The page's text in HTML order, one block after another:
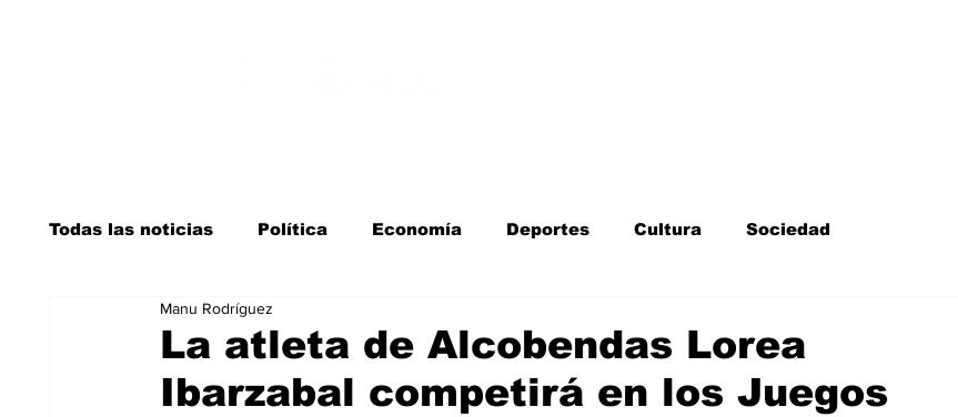
Todas las noticias Política Economía Deportes Cultura Sociedad
Salud y bienestar
La verdad detrás de la guerra Kit Digital Sucesos Fiestas Mayores
La atleta de Alcobendas Lorea
Ibarzabal competirá en los Juegos
Manu Rodríguez